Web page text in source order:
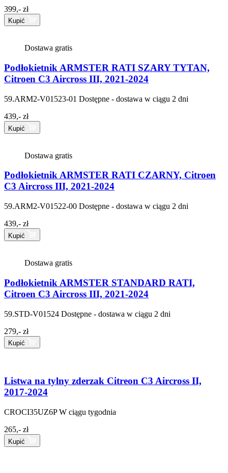
399,- zł
Kupić
Dostawa gratis
Podłokietnik ARMSTER RATI SZARY TYTAN,
Citroen C3 Aircross III, 2021-2024
59.ARM2-V01523-01 Dostępne - dostawa w ciągu 2 dni
439,- zł
Kupić
Dostawa gratis
Podłokietnik ARMSTER RATI CZARNY, Citroen
C3 Aircross III, 2021-2024
59.ARM2-V01522-00 Dostępne - dostawa w ciągu 2 dni
439,- zł
Kupić
Dostawa gratis
Podłokietnik ARMSTER STANDARD RATI,
Citroen C3 Aircross III, 2021-2024
59.STD-V01524 Dostępne - dostawa w ciągu 2 dni
279,- zł
Kupić
Listwa na tylny zderzak Citreon C3 Aircross II,
2017-2024
CROCI35UZ6P W ciągu tygodnia
265,- zł
Kupić